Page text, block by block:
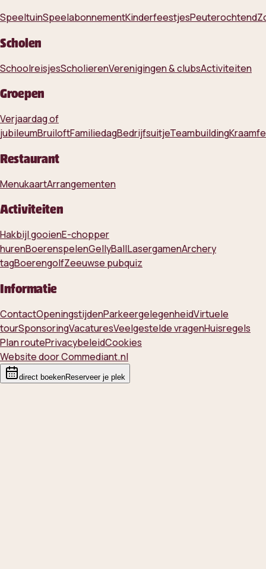
SpeeltuinSpeelabonnementKinderfeestjesPeuterochtend
Scholen
SchoolreisjesScholierenVerenigingen & clubsActiviteiten
Groepen
Verjaardag of
jubileumBruiloftFamiliedagBedrijfsuitjeTeambuilding
Restaurant
MenukaartArrangementen
Activiteiten
Hakbijl gooienE-chopper
hurenBoerenspelenGellyBallLasergamenArchery
tagBoerengolfZeeuwse pubquiz
Informatie
ContactOpeningstijdenParkeergelegenheidVirtuele
tourSponsoringVacaturesVeelgestelde vragenHuisregels
Plan routePrivacybeleidCookies
Website door Commediant.nl
direct boekenReserveer je plek